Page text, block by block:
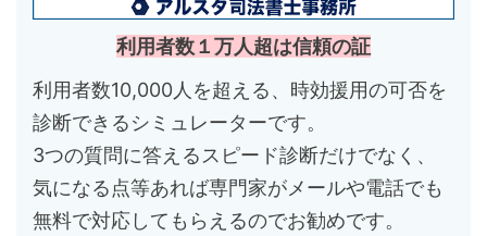
利用者数10,000人を超える、時効援用の可否を
診断できるシミュレーターです。
3つの質問に答えるスピード診断だけでなく、
気になる点等あれば専門家がメールや電話でも
無料で対応してもらえるのでお勧めです。
利用者数１万人超は信頼の証